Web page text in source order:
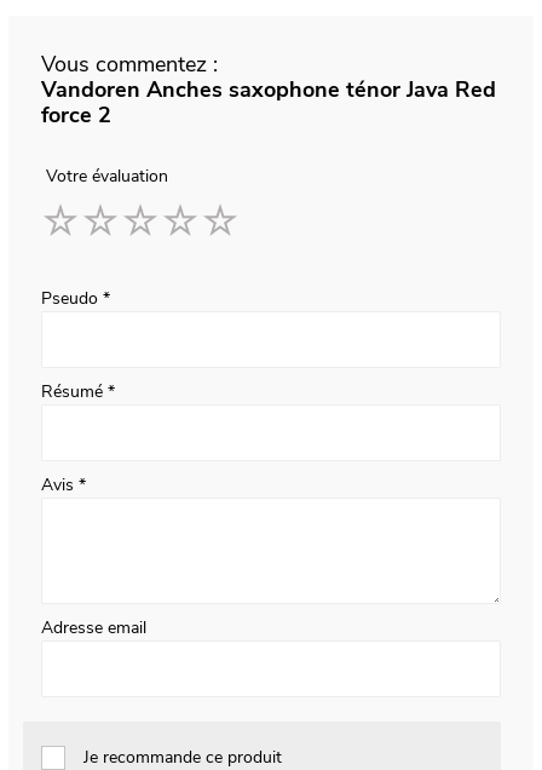
Vous commentez :
Vandoren Anches saxophone ténor Java Red
force 2
Votre évaluation
Pseudo
Résumé
Avis
Adresse email
Je recommande ce produit